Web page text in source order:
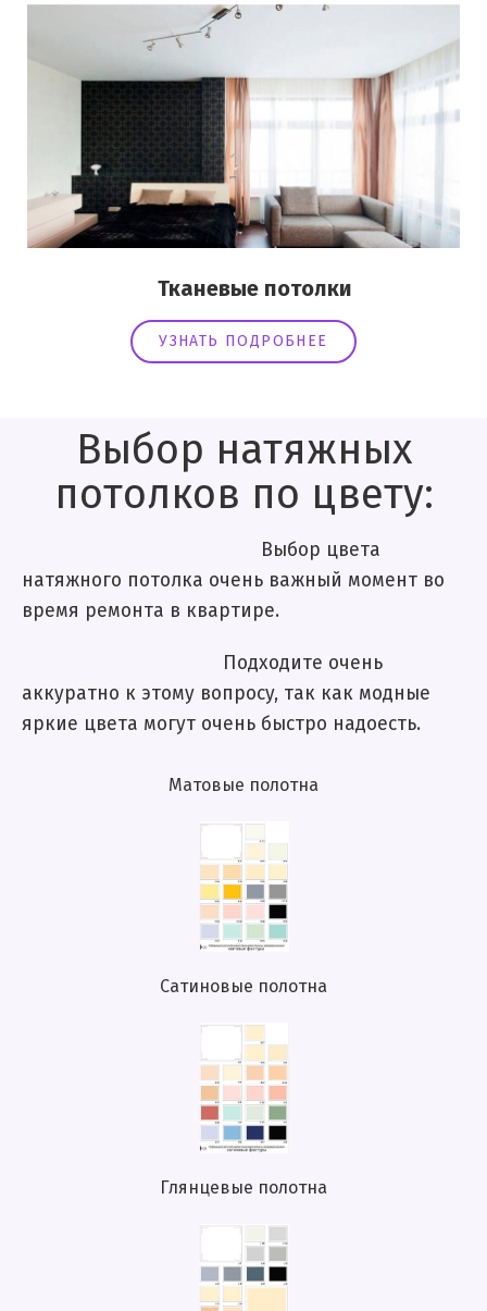
Тканевые потолки
УЗНАТЬ ПОДРОБНЕЕ
Выбор натяжных
потолков по цвету:
Выбор цвета
натяжного потолка очень важный момент во
время ремонта в квартире.
Подходите очень
аккуратно к этому вопросу, так как модные
яркие цвета могут очень быстро надоесть.
Матовые полотна
Сатиновые полотна
Глянцевые полотна